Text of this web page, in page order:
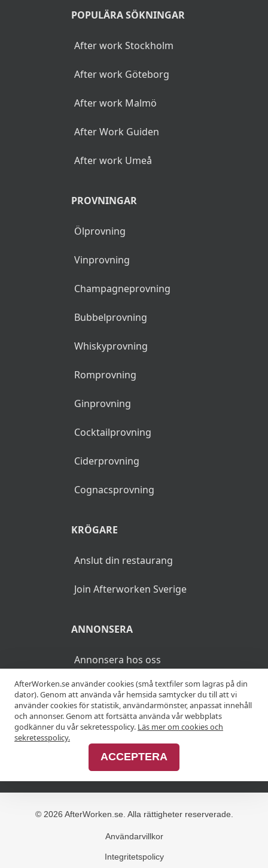
POPULÄRA SÖKNINGAR
After work Stockholm
After work Göteborg
After work Malmö
After Work Guiden
After work Umeå
PROVNINGAR
Ölprovning
Vinprovning
Champagneprovning
Bubbelprovning
Whiskyprovning
Romprovning
Ginprovning
Cocktailprovning
Ciderprovning
Cognacsprovning
KRÖGARE
Anslut din restaurang
Join Afterworken Sverige
ANNONSERA
Annonsera hos oss
Advertise with us
MER
Alla afterworker
© 2026 AfterWorken.se. Alla rättigheter reserverade.
Användarvillkor
Integritetspolicy
AfterWorken.se använder cookies (små textfiler som lagras på din
dator). Genom att använda vår hemsida samtycker du till att vi
använder cookies för statistik, användarmönster, anpassat innehåll
och annonser. Genom att fortsätta använda vår webbplats
godkänner du vår sekretesspolicy. Läs mer om cookies och
sekretesspolicy.
ACCEPTERA